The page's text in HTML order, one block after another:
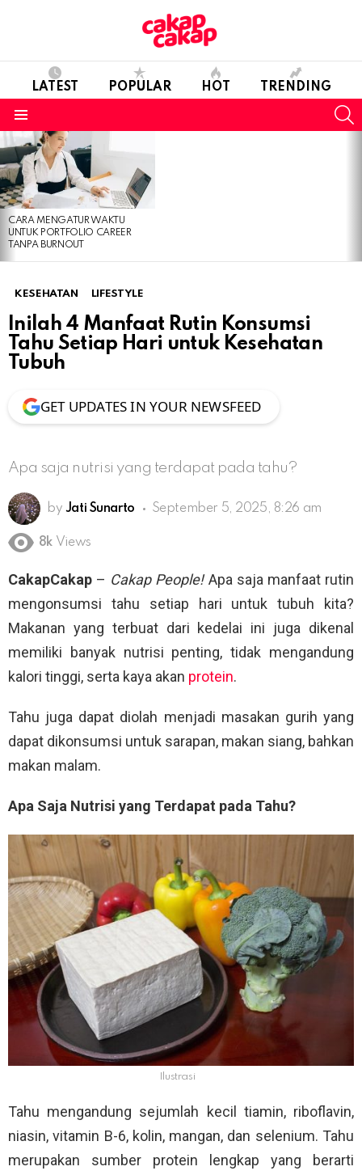
LATEST POPULAR HOT TRENDING
LATEST
STORIES
CARA MENGATUR WAKTU
UNTUK PORTFOLIO CAREER
TANPA BURNOUT
KESEHATAN LIFESTYLE
Inilah 4 Manfaat Rutin Konsumsi
Tahu Setiap Hari untuk Kesehatan
Tubuh
GET UPDATES IN YOUR NEWSFEED
Apa saja nutrisi yang terdapat pada tahu?
by Jati Sunarto September 5, 2025, 8:26 am
8k Views
CakapCakap – Cakap People!Apa saja manfaat rutin
mengonsumsi tahu setiap hari untuk tubuh kita?
Makanan yang terbuat dari kedelai ini juga dikenal
memiliki banyak nutrisi penting, tidak mengandung
kalori tinggi, serta kaya akan protein.
Tahu juga dapat diolah menjadi masakan gurih yang
dapat dikonsumsi untuk sarapan, makan siang, bahkan
makan malam.
Apa Saja Nutrisi yang Terdapat pada Tahu?
Ilustrasi
Tahu mengandung sejumlah kecil tiamin, riboflavin,
niasin, vitamin B-6, kolin, mangan, dan selenium. Tahu
merupakan sumber protein lengkap yang berarti